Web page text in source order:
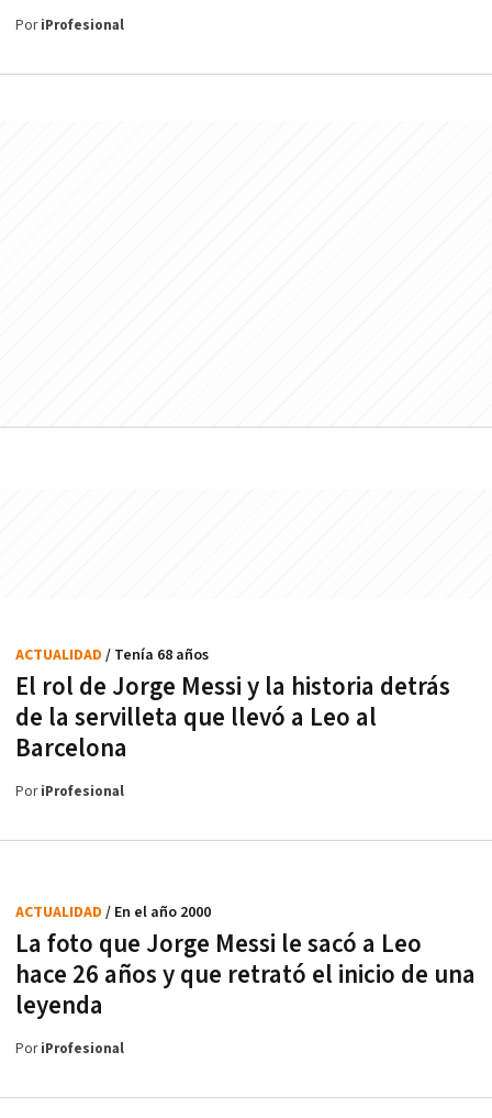
PoriProfesional
El rol de Jorge Messi y la historia detrás
de la servilleta que llevó a Leo al
Barcelona
ACTUALIDAD / Tenía 68 años
PoriProfesional
La foto que Jorge Messi le sacó a Leo
hace 26 años y que retrató el inicio de una
leyenda
ACTUALIDAD / En el año 2000
PoriProfesional